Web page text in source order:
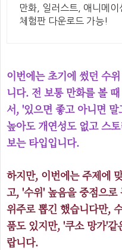
만화, 일러스트, 애니메
체험판 다운로드 가능!
이번에는 초기에 썼던 수
니다. 전 보통 만화를 볼 때
서, '있으면 좋고 아니면
높아도 개연성도 없고 스
보는 타입입니다.
하지만, 이번에는 주제에
고, '수위' 높음을 중점으
위주로 뽑긴 했습니다만,
품도 있지만, '쿠소 망가'
랍니다.